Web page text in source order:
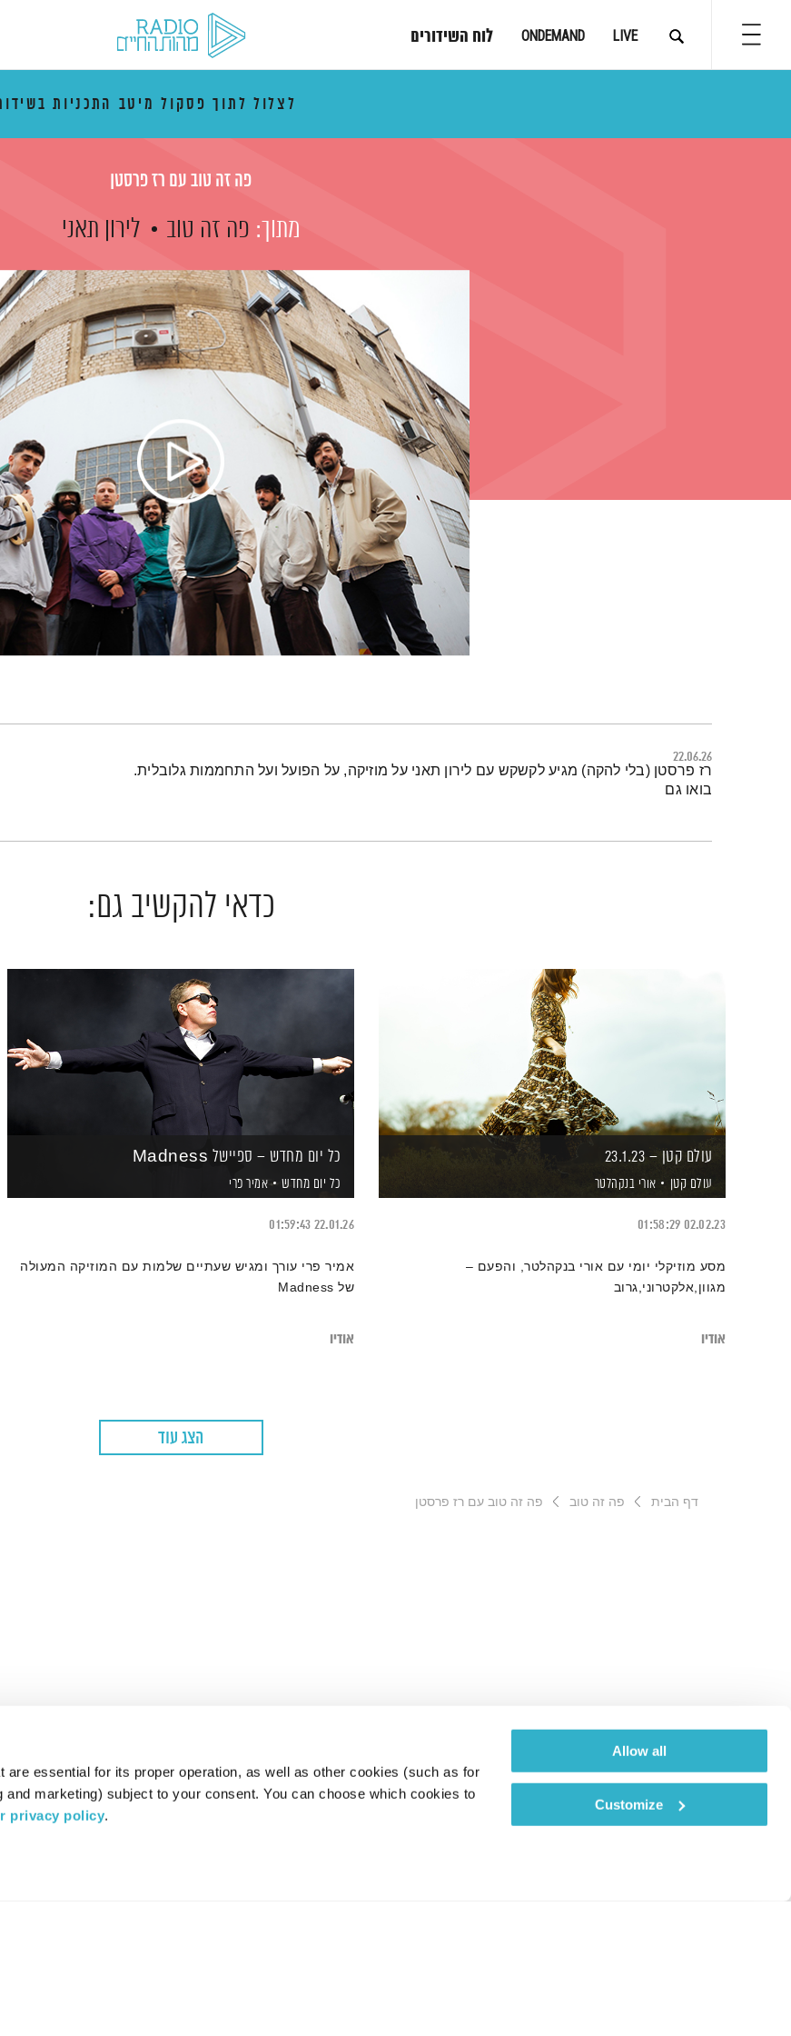
are essential for its proper operation, as well as other cookies (such as for
marketing) subject to your consent. You can choose which cookies to
privacy policy.
Allow all
Customize
LIVE
ONDEMAND לוח השידורים
לצלול לתוך פסקול מיטב התכניות
פה זה טוב עם רז פרסטן
מתוך: פה זה טוב לירון תאני
22.06.26
תמצית הפודקאסט
רז פרסטן (בלי להקה) מגיע לקשקש עם לירון תאני על מוזיקה, על הפועל ועל התחממות גלובלית.
בואו גם
כדאי להקשיב גם:
עולם קטן – 23.1.23
עולם קטן אורי בנקהלטר
02.02.23
01:58:29
מסע מוזיקלי יומי עם אורי בנקהלטר, והפעם –
מגוון,אלקטרוני,גרוב
אודיו
כל יום מחדש – ספיישל Madness
כל יום מחדש אמיר פרי
22.01.26
01:59:43
אמיר פרי עורך ומגיש שעתיים שלמות עם המוזיקה המעולה
של Madness
אודיו
הצג עוד
דף הבית פה זה טוב פה זה טוב עם רז פרסטן